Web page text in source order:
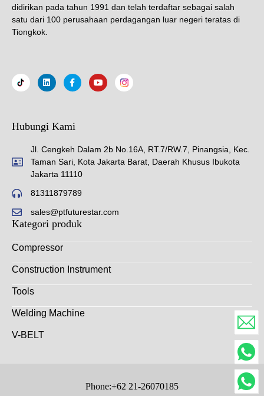
didirikan pada tahun 1991 dan telah terdaftar sebagai salah
satu dari 100 perusahaan perdagangan luar negeri teratas di
Tiongkok.
Hubungi Kami
Jl. Cengkeh Dalam 2b No.16A, RT.7/RW.7, Pinangsia, Kec.
Taman Sari, Kota Jakarta Barat, Daerah Khusus Ibukota
Jakarta 11110
81311879789
sales@ptfuturestar.com
Kategori produk
Compressor
Construction Instrument
Tools
Welding Machine
V-BELT
Phone:+62 21-26070185